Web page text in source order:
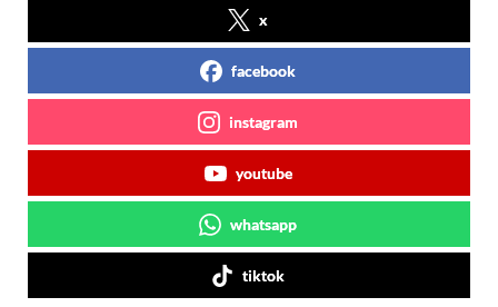
x
facebook
instagram
youtube
whatsapp
tiktok